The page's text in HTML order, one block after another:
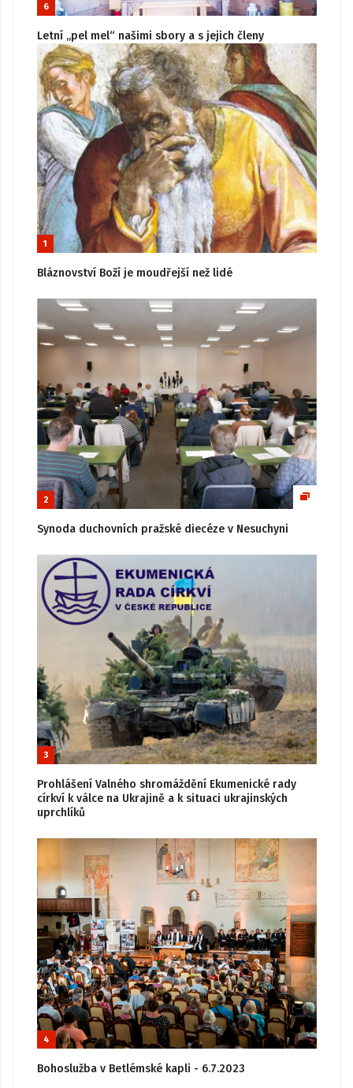
6
Letní „pel mel“ našimi sbory a s jejich členy
1
Bláznovství Boží je moudřejší než lidé
2
Synoda duchovních pražské diecéze v Nesuchyni
3
Prohlášení Valného shromáždění Ekumenické rady
církví k válce na Ukrajině a k situaci ukrajinských
uprchlíků
4
Bohoslužba v Betlémské kapli - 6.7.2023